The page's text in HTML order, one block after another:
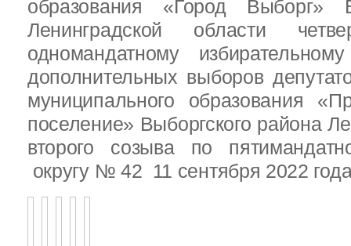
образования «Город Выборг»
Ленинградской области
одномандатному
дополнительных выборов
муниципального образования
поселение» Выборгского района
второго созыва по
округу № 42 11 сентября 2022